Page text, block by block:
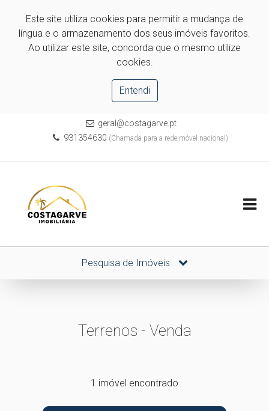
Este site utiliza cookies para permitir a mudança de
língua e o armazenamento dos seus imóveis favoritos.
Ao utilizar este site, concorda que o mesmo utilize
cookies.
Entendi
geral@costagarve.pt
931354630 (Chamada para a rede móvel nacional)
Pesquisa de Imóveis
Terrenos - Venda
1 imóvel encontrado